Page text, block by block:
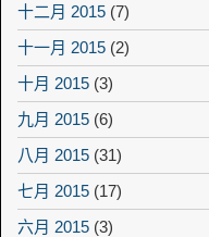
十二月 2015 (7)
十一月 2015 (2)
十月 2015 (3)
九月 2015 (6)
八月 2015 (31)
七月 2015 (17)
六月 2015 (3)